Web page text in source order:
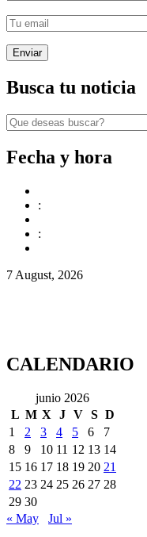
Busca tu noticia
Fecha y hora
:
:
7 August, 2026
CALENDARIO
junio 2026
L M X J V S D
1
2 3 4 5 6
7
8
9 10 11 12 13 14
15 16 17 18 19 20 21
22 23 24 25 26 27 28
29 30
« May
Jul »